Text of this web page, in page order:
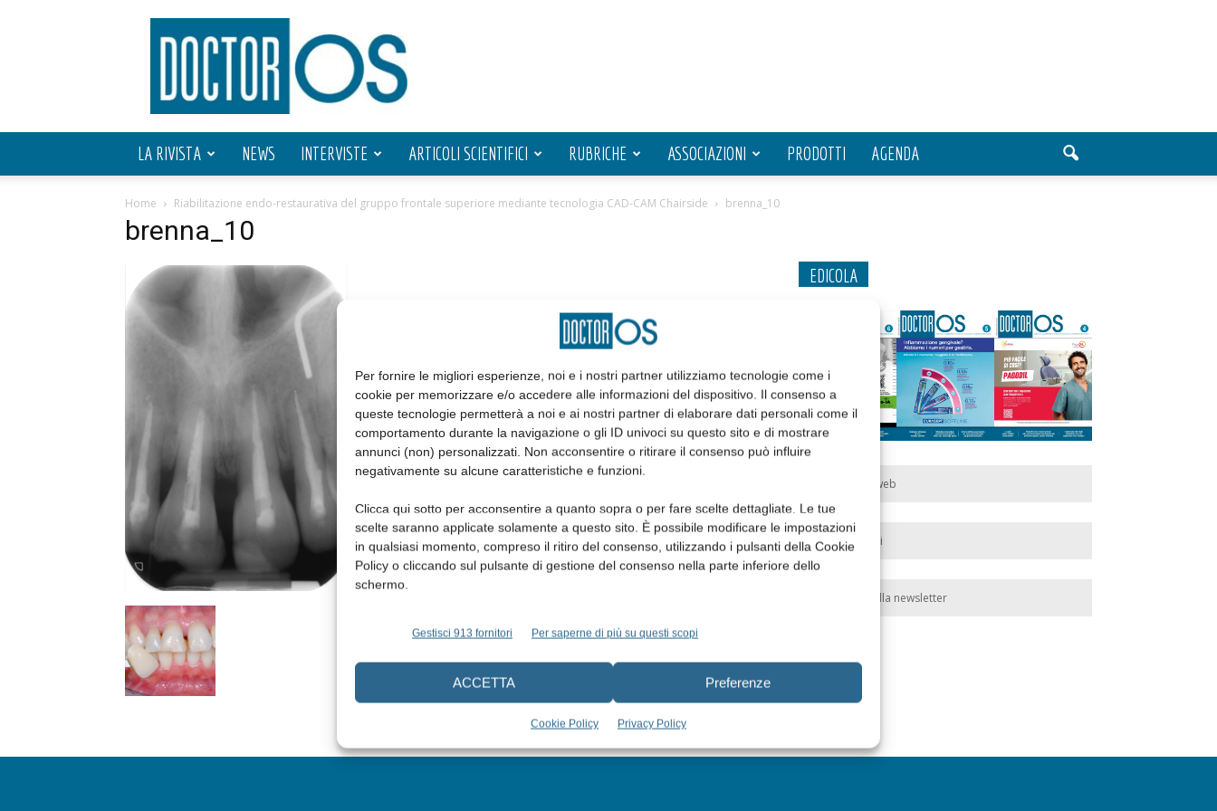
Per fornire le migliori esperienze, noi e i nostri partner utilizziamo tecnologie come i
cookie per memorizzare e/o accedere alle informazioni del dispositivo. Il consenso a
queste tecnologie permetterà a noi e ai nostri partner di elaborare dati personali come il
comportamento durante la navigazione o gli ID univoci su questo sito e di mostrare
annunci (non) personalizzati. Non acconsentire o ritirare il consenso può influire
negativamente su alcune caratteristiche e funzioni.
Clicca qui sotto per acconsentire a quanto sopra o per fare scelte dettagliate. Le tue
scelte saranno applicate solamente a questo sito. È possibile modificare le impostazioni
in qualsiasi momento, compreso il ritiro del consenso, utilizzando i pulsanti della Cookie
Policy o cliccando sul pulsante di gestione del consenso nella parte inferiore dello
schermo.
Gestisci 913 fornitori Per saperne di più su questi scopi
ACCETTA Preferenze
Cookie Policy Privacy Policy
Doctor
OS
LA RIVISTA NEWS INTERVISTE ARTICOLI SCIENTIFICI RUBRICHE ASSOCIAZIONI PRODOTTI AGENDA
Home Riabilitazione endo-restaurativa del gruppo frontale superiore mediante tecnologia CAD-CAM Chairside brenna_10
brenna_10
EDICOLA
Edicola web
Abbonati
Iscriviti alla newsletter